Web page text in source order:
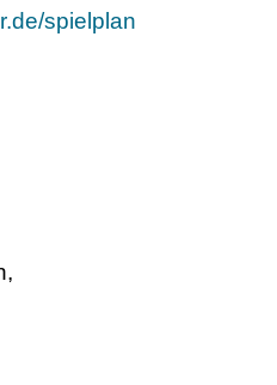
spielplan